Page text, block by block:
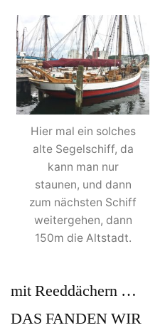
Hier mal ein solches
alte Segelschiff, da
kann man nur
staunen, und dann
zum nächsten Schiff
weitergehen, dann
150m die Altstadt.
mit Reeddächern …
DAS FANDEN WIR